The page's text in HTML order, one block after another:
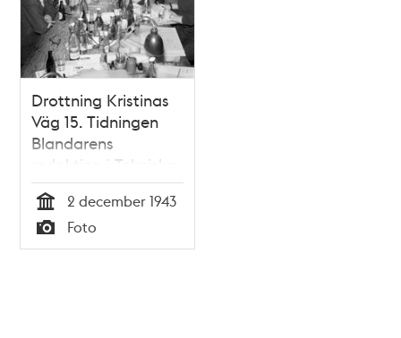
Drottning Kristinas
Väg 15. Tidningen
Blandarens
redaktion i Tekniska
Högskolans
studentkårs kårhus.
Tid
2 december 1943
Typ
Foto